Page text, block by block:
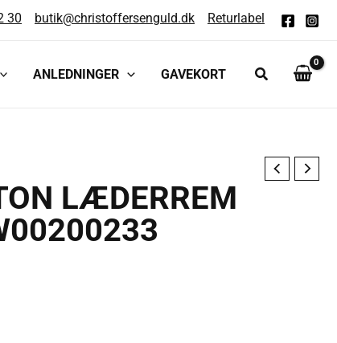
30 butik@christoffersenguld.dk Returlabel
ANLEDNINGER GAVEKORT
LÆDERREM